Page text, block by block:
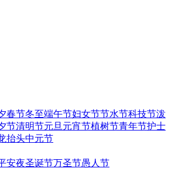
春节冬至端午节妇女节节水节科技节泼
节清明节元旦 元宵节植树节青年节护士
抬头中元节
安夜圣诞节万圣节愚人节